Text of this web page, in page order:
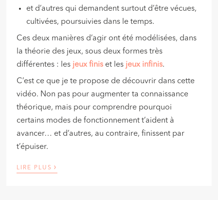
et d’autres qui demandent surtout d’être vécues,
cultivées, poursuivies dans le temps.
Ces deux manières d’agir ont été modélisées, dans
la théorie des jeux, sous deux formes très
différentes : les jeux finis et les jeux infinis.
C’est ce que je te propose de découvrir dans cette
vidéo. Non pas pour augmenter ta connaissance
théorique, mais pour comprendre pourquoi
certains modes de fonctionnement t’aident à
avancer… et d’autres, au contraire, finissent par
t’épuiser.
LIRE PLUS ›